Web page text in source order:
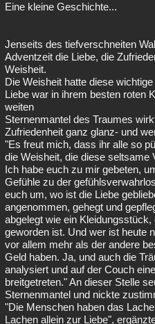
Eine kleine Geschichte...
Jenseits des tiefverschneiten
Adventzeit die Liebe, die
Weisheit.
Die Weisheit hatte diese
Liebe war in ihrem besten roten
weiten
Sternenmantel des Traumes
Zufriedenheit ganz glanz- und
"Es freut mich, dass ihr alle so
die Weisheit, die diese seltsame
Ich habe euch zu mir gebeten,
Gefühle zu der
euch um, wo ist die Liebe
angenommen, gehegt und
abgelegt wie ein
geworden ist. Und wer ist heute
vor allem mehr als der andere
Geld haben. Ja, und auch die
analysiert und auf der Couch
breitgetreten." An dieser Stelle
Sternenmantel und nickte
"Die Menschen haben das
Lachen allein zur Liebe",